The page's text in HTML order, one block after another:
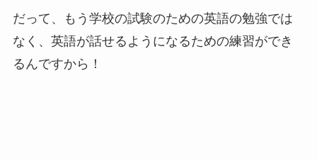
だって、もう学校の試験のための英語の勉強では
なく、英語が話せるようになるための練習ができ
るんですから！